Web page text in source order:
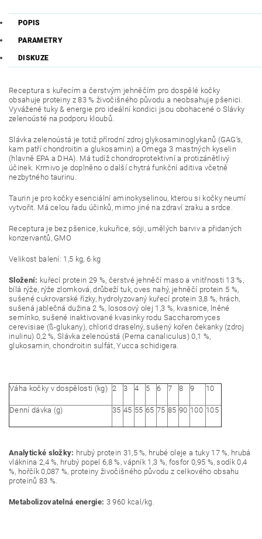
POPIS
PARAMETRY
DISKUZE
Receptura s kuřecím a čerstvým jehněčím pro dospělé kočky
obsahuje proteiny z 83 % živočišného původu a neobsahuje pšenici.
Vyvážené tuky & energie pro ideální kondici jsou obohacené o Slávky
zelenoústé na podporu kloubů.
Slávka zelenoústá je totiž přírodní zdroj glykosaminoglykanů (GAG‘s,
kam patří chondroitin a glukosamin) a Omega 3 mastných kyselin
(hlavně EPA a DHA). Má tudíž chondroprotektivní a protizánětlivý
účinek. Krmivo je doplněno o další chytrá funkční aditiva včetně
nezbytného taurinu.
Taurin je pro kočky esenciální aminokyselinou, kterou si kočky neumí
vytvořit. Má celou řadu účinků, mimo jiné na zdraví zraku a srdce.
Receptura je bez pšenice, kukuřice, sóji, umělých barviv a přidaných
konzervantů, GMO
Velikost balení: 1,5 kg, 6 kg
Složení: kuřecí protein 29 %, čerstvé jehněčí maso a vnitřnosti 13 %,
bílá rýže, rýže zlomková, drůbeží tuk, oves nahý, jehněčí protein 5 %,
sušené cukrovarské řízky, hydrolyzovaný kuřecí protein 3,8 %, hrách,
sušená jablečná dužina 2 %, lososový olej 1,3 %, kvasnice, lněné
semínko, sušené inaktivované kvasinky rodu Saccharomyces
cerevisiae (ß-glukany), chlorid draselný, sušený kořen čekanky (zdroj
inulinu) 0,2 %, Slávka zelenoústá (Perna canaliculus) 0,1 %,
glukosamin, chondroitin sulfát, Yucca schidigera.
Váha kočky v dospělosti (kg) 2 3 4 5 6 7 8 9 10
Denní dávka (g) 35 45 55 65 75 85 90 100 105
Analytické složky: hrubý protein 31,5 %, hrubé oleje a tuky 17 %, hrubá
vláknina 2,4 %, hrubý popel 6,8 %, vápník 1,3 %, fosfor 0,95 %, sodík 0,4
%, hořčík 0,087 %, proteiny živočišného původu z celkového obsahu
proteinů 83 %.
Metabolizovatelná energie: 3 960 kcal/kg.